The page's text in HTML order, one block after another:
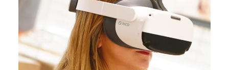
Eyesoft